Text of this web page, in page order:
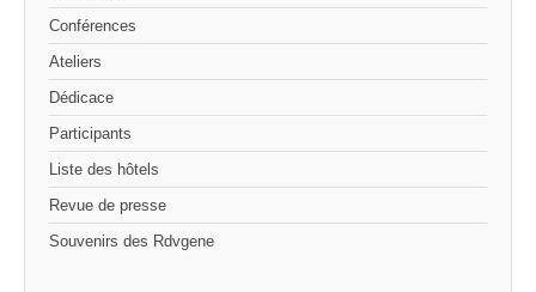
Conférences
Ateliers
Dédicace
Participants
Liste des hôtels
Revue de presse
Souvenirs des Rdvgene